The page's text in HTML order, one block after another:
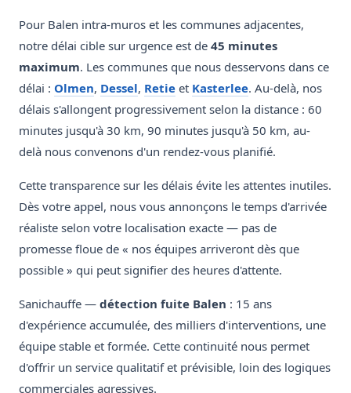
Pour Balen intra-muros et les communes adjacentes,
notre délai cible sur urgence est de 45 minutes
maximum. Les communes que nous desservons dans ce
délai : Olmen, Dessel, Retie et Kasterlee. Au-delà, nos
délais s'allongent progressivement selon la distance : 60
minutes jusqu'à 30 km, 90 minutes jusqu'à 50 km, au-
delà nous convenons d'un rendez-vous planifié.
Cette transparence sur les délais évite les attentes inutiles.
Dès votre appel, nous vous annonçons le temps d'arrivée
réaliste selon votre localisation exacte — pas de
promesse floue de « nos équipes arriveront dès que
possible » qui peut signifier des heures d'attente.
Sanichauffe — détection fuite Balen : 15 ans
d'expérience accumulée, des milliers d'interventions, une
équipe stable et formée. Cette continuité nous permet
d'offrir un service qualitatif et prévisible, loin des logiques
commerciales agressives.